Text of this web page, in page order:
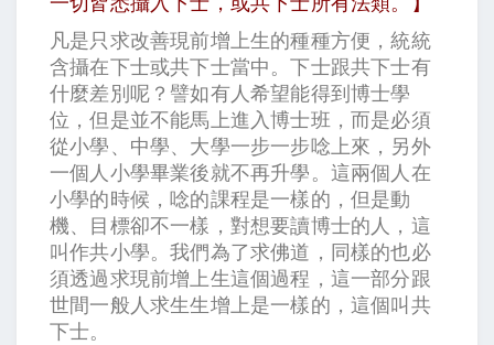
凡是只求改善現前增上生的種種方便，統統
含攝在下士或共下士當中。下士跟共下士有
什麼差別呢？譬如有人希望能得到博士學
位，但是並不能馬上進入博士班，而是必須
從小學、中學、大學一步一步唸上來，另外
一個人小學畢業後就不再升學。這兩個人在
小學的時候，唸的課程是一樣的，但是動
機、目標卻不一樣，對想要讀博士的人，這
叫作共小學。我們為了求佛道，同樣的也必
須透過求現前增上生這個過程，這一部分跟
世間一般人求生生增上是一樣的，這個叫共
下士。